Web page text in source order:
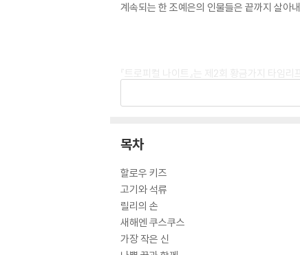
계속되는 한 조예은의 인물들은 끝까지 살아
『트로피컬 나이트』는 제2회 황금가지 타임
울파크 젤리장수 대학살』 『칵테일, 러브, 좀
리한 온기를 포착한 첫 단편집 『칵테일, 러브,
만하다.
목차
할로우 키즈
고기와 석류
릴리의 손
새해엔 쿠스쿠스
가장 작은 신